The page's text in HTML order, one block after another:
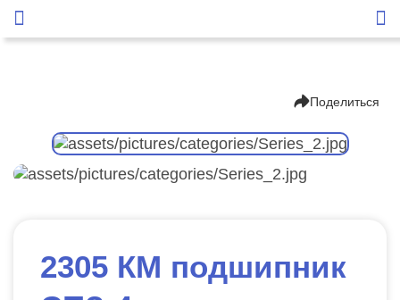
Поделиться
2305 КМ подшипник